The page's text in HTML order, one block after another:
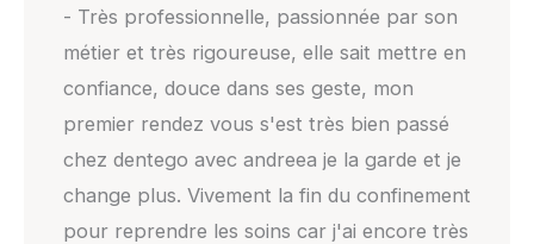
- Très professionnelle, passionnée par son
métier et très rigoureuse, elle sait mettre en
confiance, douce dans ses geste, mon
premier rendez vous s'est très bien passé
chez dentego avec andreea je la garde et je
change plus. Vivement la fin du confinement
pour reprendre les soins car j'ai encore très